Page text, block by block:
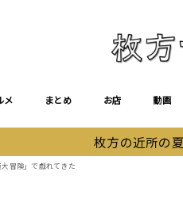
メ まとめ お店 動画
枚方の近所の
冒険」で戯れてきた